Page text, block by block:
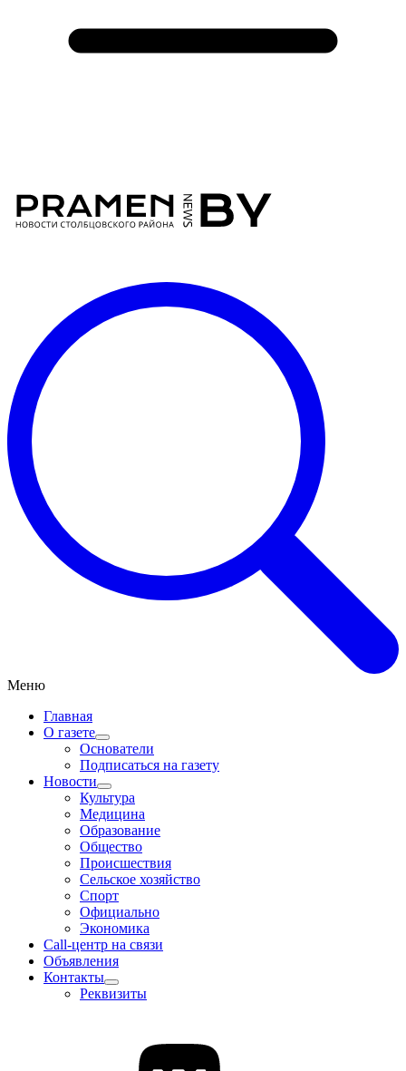
Меню
Главная
О газете
Основатели
Подписаться на газету
Новости
Культура
Медицина
Образование
Общество
Происшествия
Сельское хозяйство
Спорт
Официально
Экономика
Call-центр на связи
Объявления
Контакты
Реквизиты